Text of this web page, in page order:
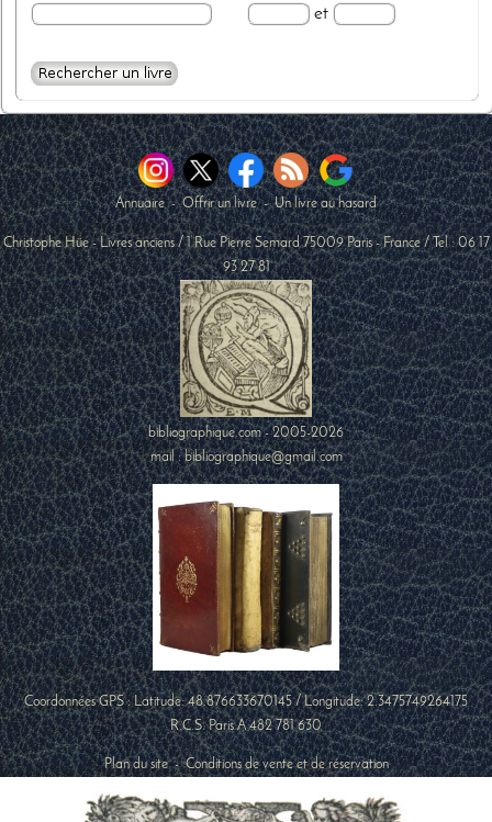
et
Annuaire-Offrir un livre-Un livre au hasard
Christophe Hüe - Livres anciens /1 Rue Pierre Semard 75009 Paris-France / Tel :06 17
93 27 81
bibliographique.com - 2005-2026
mail : bibliographique@gmail.com
Coordonnées GPS : Latitude:48.876633670145/ Longitude:2.3475749264175
R.C.S. Paris A 482 781 630
Plan du site-Conditions de vente et de réservation